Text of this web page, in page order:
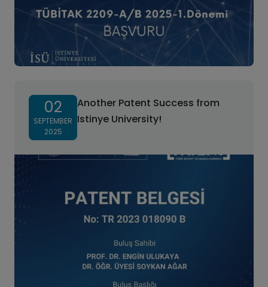
02
SEPTEMBER
2025
Another Patent Success from
Istinye University!